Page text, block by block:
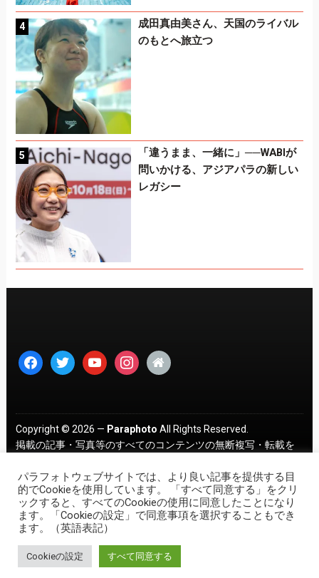
成田真由美さん、天国のライバル
のもとへ旅立つ
「違うまま、一緒に」──WABIが
問いかける、アジアパラの新しい
レガシー
facebooktwitter youtubeinstagram
home
Copyright © 2026 — Paraphoto All Rights Reserved.
掲載の記事・写真等のすべてのコンテンツの無断複写・転載を
パラフォトウェブサイトでは、より良い記事を提供する目
的でCookieを使用しています。 「すべて同意する」をクリ
ックすると、すべてのCookieの使用に同意したことになり
ます。「Cookieの設定」で同意事項を選択することもでき
ます。（英語表記）
Cookieの設定 すべて同意する